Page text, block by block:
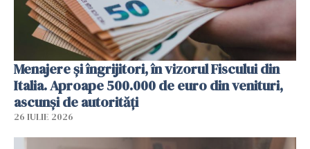
Menajere și îngrijitori, în vizorul Fiscului din
Italia. Aproape 500.000 de euro din venituri,
ascunși de autorități
26 IULIE 2026